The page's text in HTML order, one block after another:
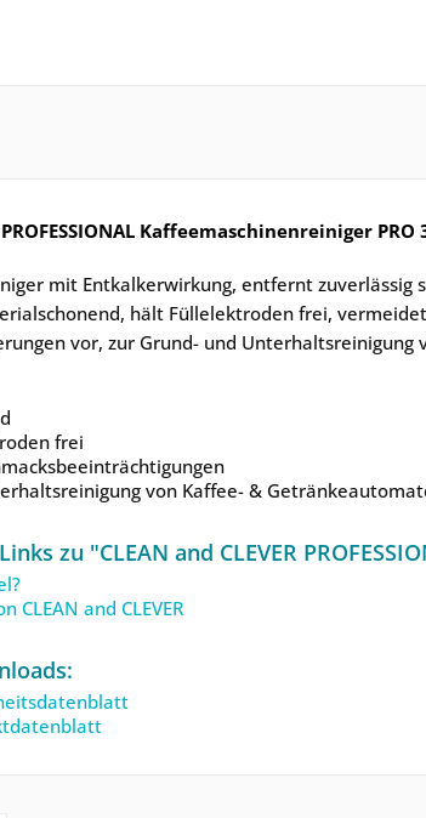
PROFESSIONAL Kaffeemaschinenreiniger PRO
mit Entkalkerwirkung, entfernt zuverlässig
hält Füllelektroden frei,
vor, zur Grund- und
frei
von Kaffee- &
zu "CLEAN and CLEVER
CLEAN and CLEVER